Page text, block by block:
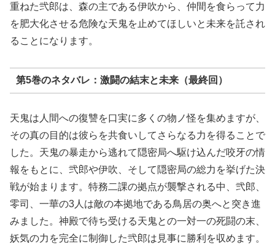
重ねた弐郎は、森の主である伊吹から、仲間を食らって力
を肥大化させる危険な天鬼を止めてほしいと未来を託され
ることになります。
第5巻のネタバレ：激闘の結末と未来（最終回）
天鬼は人間への復讐を口実に多くの物ノ怪を集めますが、
その真の目的は彼らを共食いしてさらなる力を得ることで
した。天鬼の暴走から逃れて隠密局へ駆け込んだ咬牙の情
報をもとに、弐郎や伊吹、そして隠密局の総力を挙げた決
戦が始まります。特務二課の拠点が襲撃される中、弐郎、
零司、一華の3人は敵の本拠地である鳥居の奥へと突き進
みました。神殿で待ち受ける天鬼との一対一の死闘の末、
妖気の力を完全に制御した弐郎は見事に勝利を収めます。